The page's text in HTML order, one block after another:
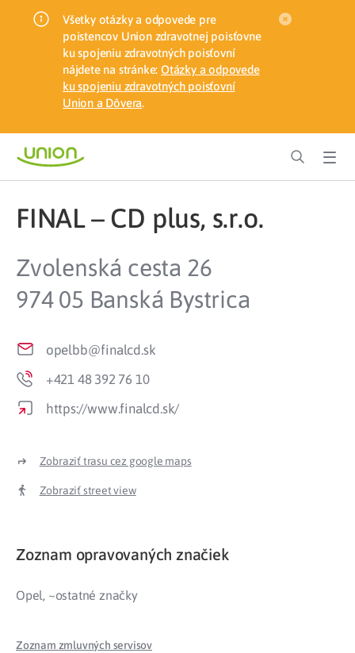
Všetky otázky a odpovede pre
poistencov Union zdravotnej poisťovne
ku spojeniu zdravotných poisťovní
nájdete na stránke: Otázky a odpovede
ku spojeniu zdravotných poisťovní
Union a Dôvera.
FINAL – CD plus, s.r.o.
Zvolenská cesta 26
974 05 Banská Bystrica
opelbb@finalcd.sk
+421 48 392 76 10
https://www.finalcd.sk/
Zobraziť trasu cez google maps
Zobraziť street view
Zoznam opravovaných značiek
Opel, ~ostatné značky
Zoznam zmluvných servisov